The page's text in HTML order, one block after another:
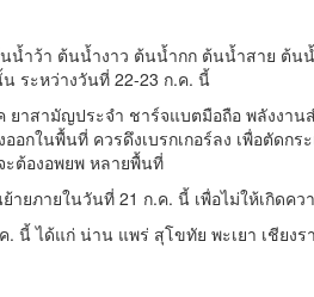
ำว้า ต้นน้ำงาว ต้นน้ำกก ต้นน้ำสาย ต้น
ระหว่างวันที่ 22-23 ก.ค. นี้
ยาสามัญประจำ ชาร์จแบตมือถือ พลังงาน
อกในพื้นที่ ควรดึงเบรกเกอร์ลง เพื่อตัดก
ต้องอพยพ หลายพื้นที่
ยภายในวันที่ 21 ก.ค. นี้ เพื่อไม่ให้เกิดคว
ได้แก่ น่าน แพร่ สุโขทัย พะเยา เชียงร